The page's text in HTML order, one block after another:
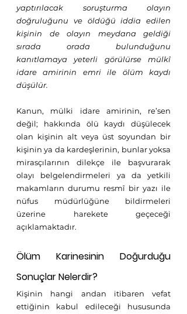
yaptırılacak soruşturma olayın
doğruluğunu ve öldüğü iddia edilen
kişinin de olayın meydana geldiği
sırada orada bulunduğunu
kanıtlamaya yeterli görülürse mülkî
idare amirinin emri ile ölüm kaydı
düşülür.
Kanun, mülki idare amirinin, re’sen
değil; hakkında ölü kaydı düşülecek
olan kişinin alt veya üst soyundan bir
kişinin ya da kardeşlerinin, bunlar yoksa
mirasçılarının dilekçe ile başvurarak
olayı belgelendirmeleri ya da yetkili
makamların durumu resmî bir yazı ile
nüfus müdürlüğüne bildirmeleri
üzerine harekete geçeceği
açıklamaktadır.
Ölüm Karinesinin Doğurduğu
Sonuçlar Nelerdir?
Kişinin hangi andan itibaren vefat
ettiğinin kabul edileceği hususunda